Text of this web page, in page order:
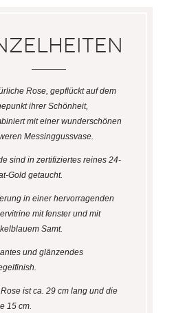
Rose, gepflückt auf dem
ihrer Schönheit,
mit einer wunderschönen
Messinggussvase.
sind in zertifiziertes reines 24-
Gold getaucht.
in einer hervorragenden
mit fenster und mit
Samt.
und glänzendes
ist ca. 29 cm lang und die
15 cm.